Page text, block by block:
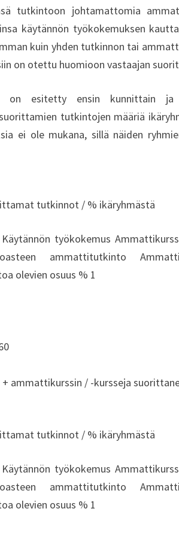
Ä
Y
N
N
E
T
Ä
S
U
R
Y
S
U
S
tutkintoon johtamattomia
käytännön työkokemuksen
kuin yhden tutkinnon tai
on otettu huomioon vastaajan
on esitetty ensin kunnittain ja
tutkintojen määriä
ei ole mukana, sillä näiden
tutkinnot / % ikäryhmästä
työkokemus
ammattitutkinto
olevien osuus % 1
ammattikurssin / -kursseja
tutkinnot / % ikäryhmästä
työkokemus
ammattitutkinto
olevien osuus % 1